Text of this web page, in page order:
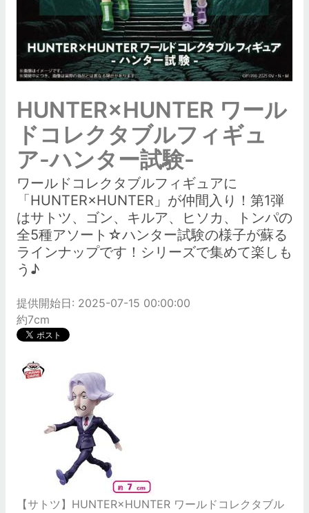
HUNTER×HUNTER ワール
ドコレクタブルフィギュ
ア-ハンター試験-
ワールドコレクタブルフィギュアに
「HUNTER×HUNTER」が仲間入り！第1弾
はサトツ、ゴン、キルア、ヒソカ、トンパの
全5種アソート☆ハンター試験の様子が蘇る
ラインナップです！シリーズで集めて楽しも
う♪
提供開始日: 2025-07-15 00:00:00
約7cm
【サトツ】HUNTER×HUNTER ワールドコレクタブル